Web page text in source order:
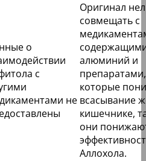
о
с
не
Оригинал
совмещать с
алюминий и
препаратами,
которые
всасывание
кишечнике,
они
Аллохола.